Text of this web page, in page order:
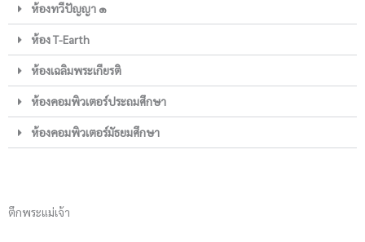
ห้องทวีปัญญา ๑
ห้อง T-Earth
ห้องเฉลิมพระเกียรติ
ห้องคอมพิวเตอร์ประถมศึกษา
ห้องคอมพิวเตอร์มัธยมศึกษา
ตึกพระแม่เจ้า